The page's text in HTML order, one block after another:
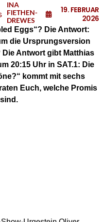
INA
FIETHEN-
DREWES
19. FEBRUAR
2026
Eggs“? Die Antwort:
die Ursprungsversion
Antwort gibt Matthias
20:15 Uhr in SAT.1: Die
kommt mit sechs
Euch, welche Promis